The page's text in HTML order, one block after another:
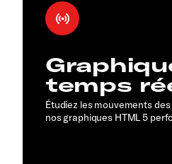
temps
Étudiez les mouvements
nos graphiques HTML 5